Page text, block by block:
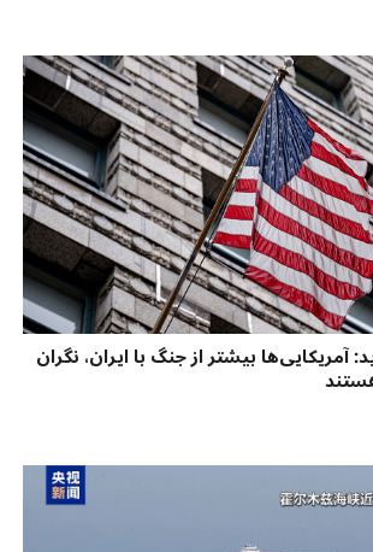
بیشتر از جنگ با ایران، نگران